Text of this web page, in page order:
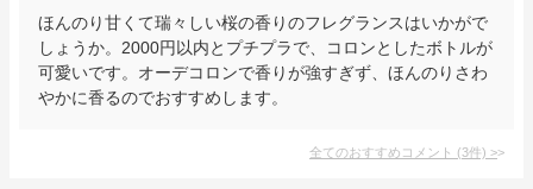
ほんのり甘くて瑞々しい桜の香りのフレグランスはいかがで
しょうか。2000円以内とプチプラで、コロンとしたボトルが
可愛いです。オーデコロンで香りが強すぎず、ほんのりさわ
やかに香るのでおすすめします。
全てのおすすめコメント (3件) >